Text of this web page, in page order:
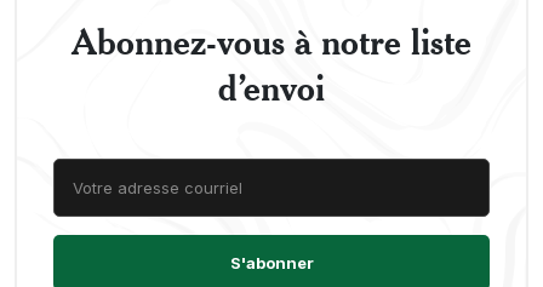
Abonnez-vous à notre liste
d’envoi